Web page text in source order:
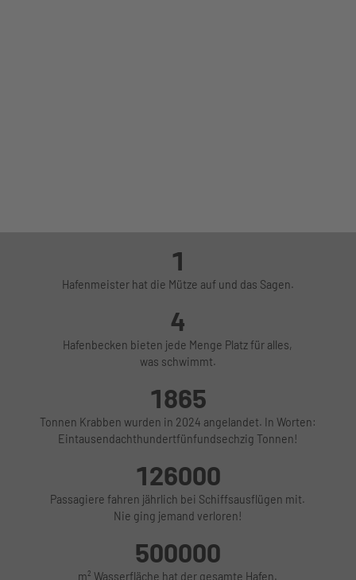
1
Hafenmeister hat die Mütze auf und das Sagen.
4
Hafenbecken bieten jede Menge Platz für alles,
was schwimmt.
1865
Tonnen Krabben wurden in 2024 angelandet. In Worten:
Eintausendachthundertfünfundsechzig Tonnen!
126000
Passagiere fahren jährlich bei Schiffsausflügen mit.
Nie ging jemand verloren!
500000
m² Wasserfläche hat der gesamte Hafen.